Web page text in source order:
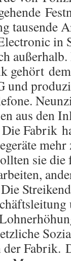
tausende
in
außerhalb.
gehört
und
aus den
Fabrik
sie
der Fabrik.